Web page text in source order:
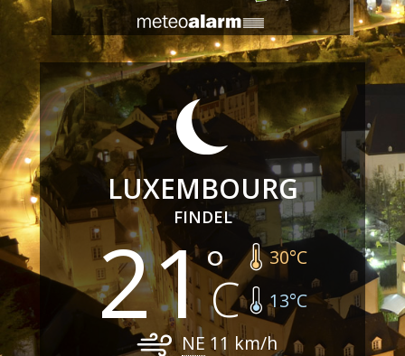
LUXEMBOURG
FINDEL
21 30°C
13°C
NE 11 km/h